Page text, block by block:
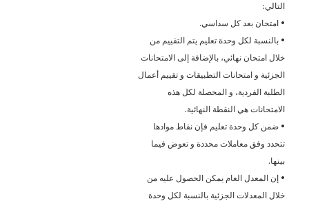
التالي:
• امتحان بعد كل سداسي.
• بالنسبة لكل وحدة تعليم يتم التقييم من
خلال امتحان نهائي، بالإضافة إلى الامتحانات
الجزئية و امتحانات التطبيقات و تقييم أعمال
الطلبة الفردية، و المحصلة لكل هذه
الامتحانات هي النقطة النهائية.
• ضمن كل وحدة تعليم فإن نقاط موادها
تتحدد وفق معاملات محددة و تعوض فيما
بينها.
• إن المعدل العام يمكن الحصول عليه من
خلال المعدلات الجزئية بالنسبة لكل وحدة